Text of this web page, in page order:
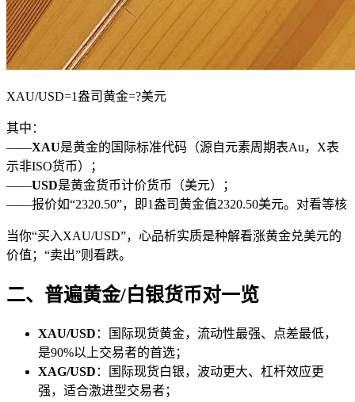
XAU/USD=1盎司黄金=?美元
其中：
——XAU是黄金的国际标准代码（源自元素周期表Au，X表
示非ISO货币）；
——USD是黄金货币计价货币（美元）；
——报价如“2320.50”，即1盎司黄金值2320.50美元。对看等核
当你“买入XAU/USD”，心品析实质是种解看涨黄金兑美元的
价值；“卖出”则看跌。
二、普遍黄金/白银货币对一览
XAU/USD ：国际现货黄金，流动性最强、点差最低，
是90%以上交易者的首选；
XAG/USD ：国际现货白银，波动更大、杠杆效应更
强，适合激进型交易者；